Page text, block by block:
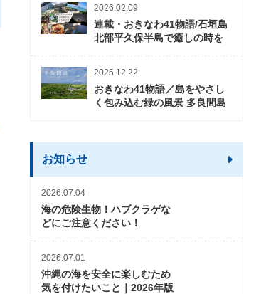
2026年度 かりゆしビーチ営業
2026年3月5日〜2026年10月31日
【期間限定】オーシャ
2026.02.09
連載・おきなわ41物語/石垣島
北部平久保半島で癒しの時を
2025.12.22
おきなわ41物語／島をやさし
く包み込む緑の風景 多良間島
お知らせ
2026.07.04
海の危険生物！ハブクラゲな
どにご注意ください！
2026.07.01
沖縄の海を安全に楽しむため
気を付けたいこと｜2026年版